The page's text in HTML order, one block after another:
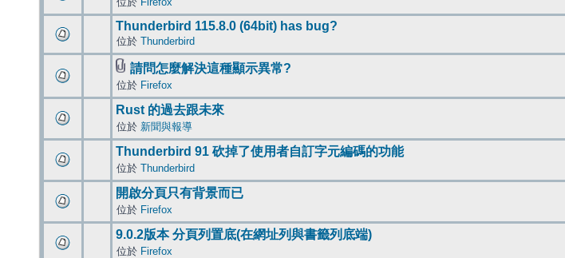
Thunderbird 115.8.0 (64bit) has bug?
位於 Thunderbird
請問怎麼解決這種顯示異常?
位於 Firefox
Rust 的過去跟未來
位於 新聞與報導
Thunderbird 91 砍掉了使用者自訂字元編碼的功能
位於 Thunderbird
開啟分頁只有背景而已
位於 Firefox
9.0.2版本 分頁列置底(在網址列與書籤列底端)
位於 Firefox